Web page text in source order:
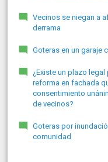
Vecinos se niegan a
derrama
Goteras en un garaje
¿Existe un plazo legal
reforma en fachada
consentimiento
de vecinos?
Goteras por
comunidad